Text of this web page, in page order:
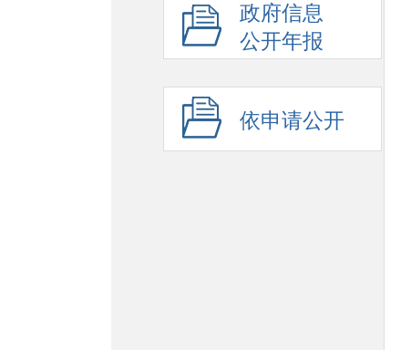
政府信息
公开年报
依申请公开